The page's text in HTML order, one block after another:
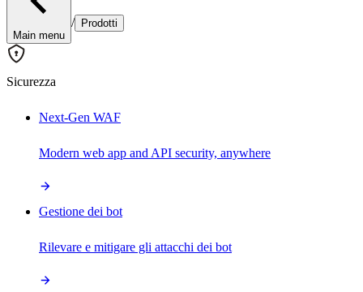
Main menu
/ Prodotti
Sicurezza
Next-Gen WAF
Modern web app and API security, anywhere
Gestione dei bot
Rilevare e mitigare gli attacchi dei bot